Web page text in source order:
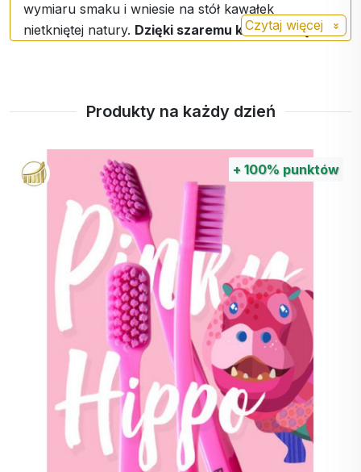
wymiaru smaku i wniesie na stół kawałek
nietkniętej natury. Dzięki szaremu kolorowi będzie
wybierz Celtic Fine Salt i wkrocz na ścieżkę
już dziś i przekonaj się o jej zaletach!
5 głównych zalet Celtic Fine Salt:
100% naturalna i nierafinowana
cenne minerały i pierwiastki śladowe
Zdrowsza alternatywa dlazwykłej soli
kuchennejdzięki niższej zawartości chlorku
sodu
Delikatna konsystencja
- idealna do
przyprawiania potraw podczas gotowania i
spożywania posiłków
Wszechstronność- nadaje się do wszystkich
rodzajów potraw
Oryginalny wygląd- dzięki swojemu szaremu
kolorowi będzie niepowtarzalnym dodatkiem
na Twoim stole.
Czytaj więcej
Produkty na każdy dzień
+ 100% punktów